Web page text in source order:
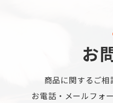
お
商品に関するご相
お電話・メールフォ